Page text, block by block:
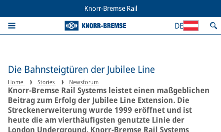
Knorr-Bremse Rail
DE
Die Bahnsteigtüren der Jubilee Line
Home Stories Newsforum
Knorr-Bremse Rail Systems leistet einen maßgeblichen
Beitrag zum Erfolg der Jubilee Line Extension. Die
Streckenerweiterung wurde 1999 eröffnet und ist
heute die am vierthäufigsten genutzte Linie der
London Underground. Knorr-Bremse Rail Systems